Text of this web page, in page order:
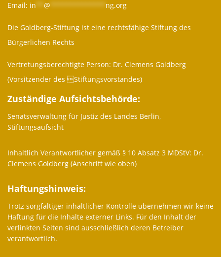
Email: in @ ************** ng.org
Die Goldberg-Stiftung ist eine rechtsfähige Stiftung des
Bürgerlichen Rechts
Vertretungsberechtigte Person: Dr. Clemens Goldberg
(Vorsitzender des Stiftungsvorstandes)
Zuständige Aufsichtsbehörde:
Senatsverwaltung für Justiz des Landes Berlin,
Stiftungsaufsicht
Inhaltlich Verantwortlicher gemäß § 10 Absatz 3 MDStV: Dr.
Clemens Goldberg (Anschrift wie oben)
Haftungshinweis:
Trotz sorgfältiger inhaltlicher Kontrolle übernehmen wir keine
Haftung für die Inhalte externer Links. Für den Inhalt der
verlinkten Seiten sind ausschließlich deren Betreiber
verantwortlich.